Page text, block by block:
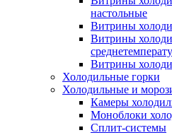
настольные
Витрины
Витрины
Витрины
Холодильные горки
Холодильные и
Камеры
Моноблоки
Сплит-системы